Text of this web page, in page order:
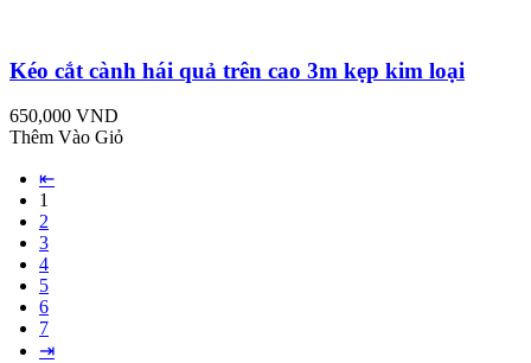
Kéo cắt cành hái quả trên cao 3m kẹp kim loại
650,000 VND
Thêm Vào Giỏ
⇤
1
2
3
4
5
6
7
⇥